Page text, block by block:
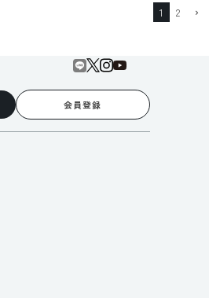
1
2
会員登録